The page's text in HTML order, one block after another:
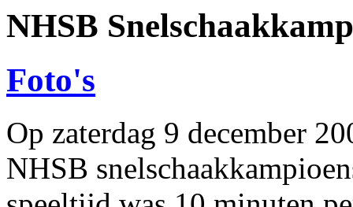
NHSB
Foto's
Op zaterdag 9 december
NHSB